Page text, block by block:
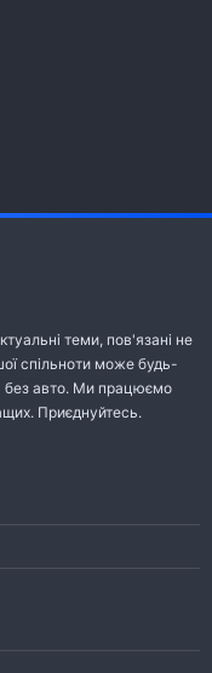
теми, пов'язані не
спільноти може будь-
без авто. Ми працюємо
Приєднуйтесь.